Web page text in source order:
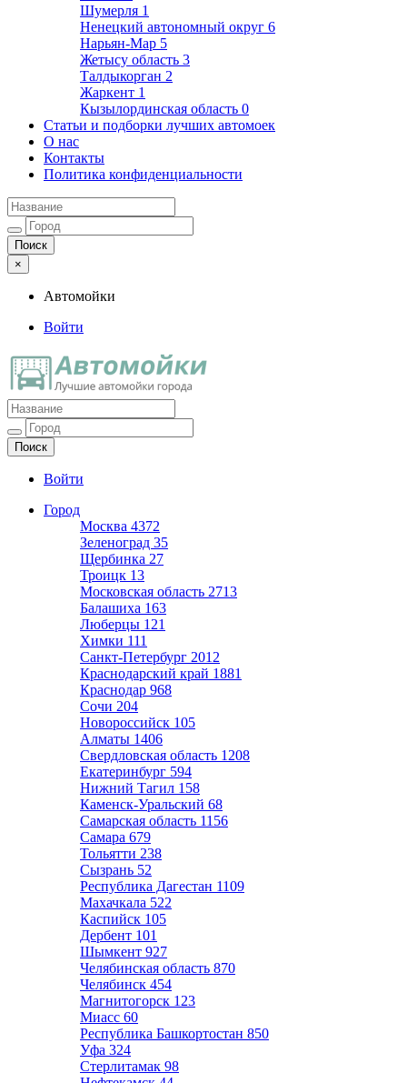
Шумерля 1
Ненецкий автономный округ 6
Нарьян-Мар 5
Жетысу область 3
Талдыкорган 2
Жаркент 1
Кызылординская область 0
Статьи и подборки лучших автомоек
О нас
Контакты
Политика конфиденциальности
×
Автомойки
Войти
Автомойки
Ещё один сайт на WordPress
Войти
Город
Москва 4372
Зеленоград 35
Щербинка 27
Троицк 13
Московская область 2713
Балашиха 163
Люберцы 121
Химки 111
Санкт-Петербург 2012
Краснодарский край 1881
Краснодар 968
Сочи 204
Новороссийск 105
Алматы 1406
Свердловская область 1208
Екатеринбург 594
Нижний Тагил 158
Каменск-Уральский 68
Самарская область 1156
Самара 679
Тольятти 238
Сызрань 52
Республика Дагестан 1109
Махачкала 522
Каспийск 105
Дербент 101
Шымкент 927
Челябинская область 870
Челябинск 454
Магнитогорск 123
Миасс 60
Республика Башкортостан 850
Уфа 324
Стерлитамак 98